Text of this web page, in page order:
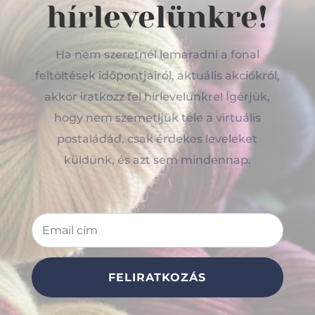
hírlevelünkre!
Ha nem szeretnél lemaradni a fonal
feltöltések időpontjairól, aktuális akciókról,
akkor iratkozz fel hírlevelünkre! Ígérjük,
hogy nem szemetljük tele a virtuális
postaládád, csak érdekes leveleket
küldünk, és azt sem mindennap.
FELIRATKOZÁS